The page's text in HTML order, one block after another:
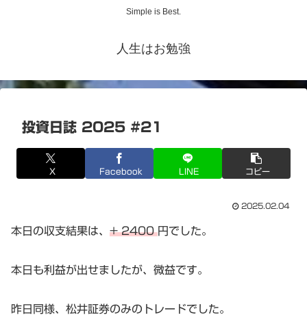
Simple is Best.
人生はお勉強
投資日誌 2025 #21
X Facebook LINE コピー
2025.02.04
本日の収支結果は、 + 2400円でした。
本日も利益が出せましたが、微益です。
昨日同様、松井証券のみのトレードでした。